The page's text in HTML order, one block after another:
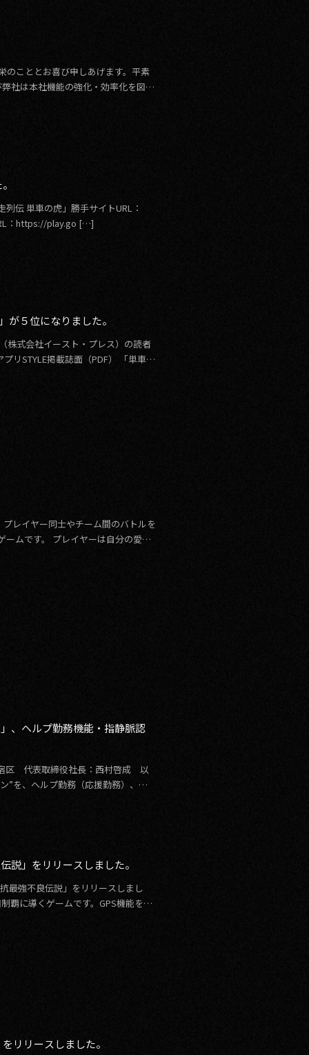
こととお喜び申しあげます。平素
社は本社機能の強化・効率化を図る
伝 単車の虎」勝手サイトURL：
：https://play.go […]
が５位になりました。
株式会社イースト・プレス）の読者
リSTYLE掲載誌面（PDF） 「単車の
レイヤー同士やチーム間のバトルを
ームです。 プレイヤーは自分の愛車
、ヘルプ勤務機能・指静脈認
区 代表取締役社長：西村啓成 以
”を、ヘルプ勤務（応援勤務）、指
説」をリリースしました。
最強不良伝説」をリリースしまし
覇に導くゲームです。GPS機能を使
リリースしました。